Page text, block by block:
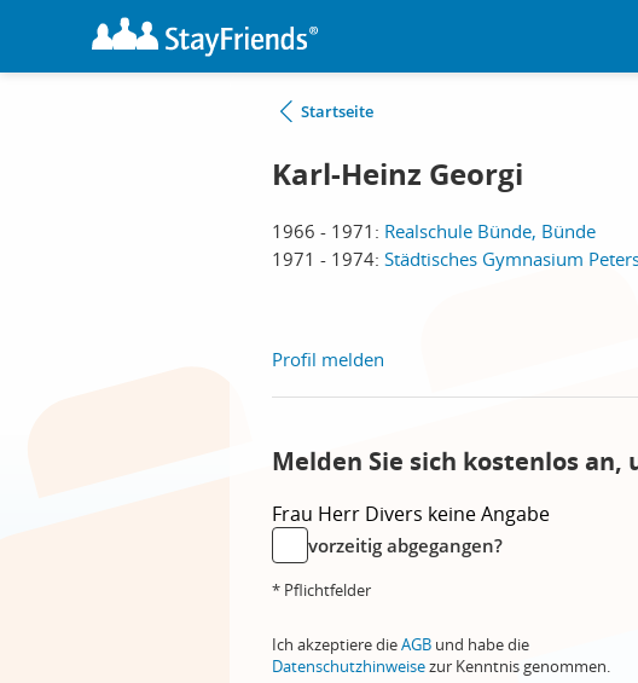
Startseite
Karl-Heinz Georgi
1966 - 1971: Realschule Bünde, Bünde
1971 - 1974: Städtisches Gymnasium
Profil melden
Melden Sie sich kostenlos
Frau Herr Divers keine Angabe
vorzeitig abgegangen?
* Pflichtfelder
Ich akzeptiere dieAGB und habe die
Datenschutzhinweisezur Kenntnis genommen.